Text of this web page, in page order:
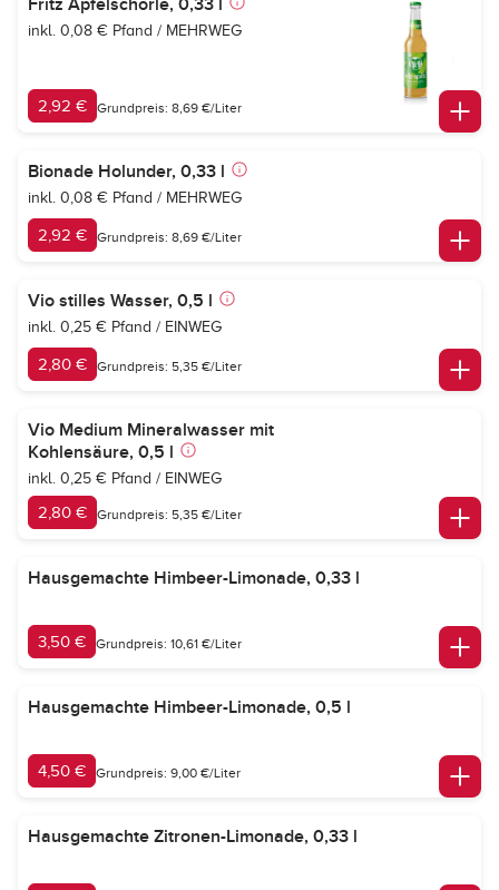
Fritz Apfelschorle, 0,33 l
inkl. 0,08 € Pfand / MEHRWEG
2,92 € Grundpreis: 8,69 €/Liter
Bionade Holunder, 0,33 l
inkl. 0,08 € Pfand / MEHRWEG
2,92 € Grundpreis: 8,69 €/Liter
Vio stilles Wasser, 0,5 l
inkl. 0,25 € Pfand / EINWEG
2,80 € Grundpreis: 5,35 €/Liter
Vio Medium Mineralwasser mit
Kohlensäure, 0,5 l
inkl. 0,25 € Pfand / EINWEG
2,80 € Grundpreis: 5,35 €/Liter
Hausgemachte Himbeer-Limonade, 0,33 l
3,50 € Grundpreis: 10,61 €/Liter
Hausgemachte Himbeer-Limonade, 0,5 l
4,50 € Grundpreis: 9,00 €/Liter
Hausgemachte Zitronen-Limonade, 0,33 l